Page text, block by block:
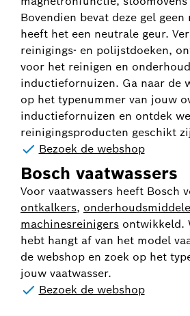
Bovendien bevat deze gel
heeft het een neutrale geur.
reinigings- en polijstdoeken,
voor het reinigen en
inductiefornuizen. Ga naar de
op het typenummer van jouw
inductiefornuizen en ontdek
reinigingsproducten geschikt
Bezoek de webshop
Bosch vaatwassers
Voor vaatwassers heeft Bosch
ontkalkers,
machinesreinigers ontwikkeld.
hebt hangt af van het model
de webshop en zoek op het
jouw vaatwasser.
Bezoek de webshop